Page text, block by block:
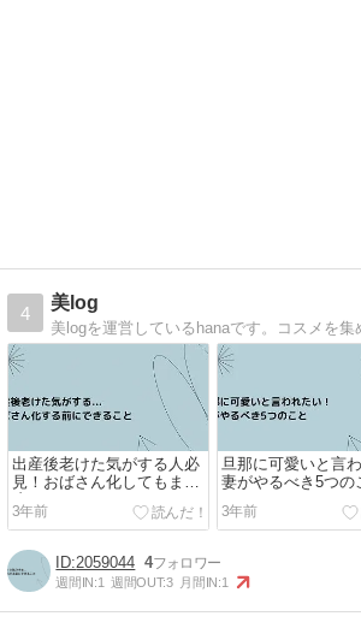
4
美log
出産後老けた気がする人必
見！おばさん化してもまだ
戻せる！
3年前
旦那に可愛いと言
妻がやるべき5つの
3年前
2059044 4
週間IN:1 週間OUT:3 月間IN:1